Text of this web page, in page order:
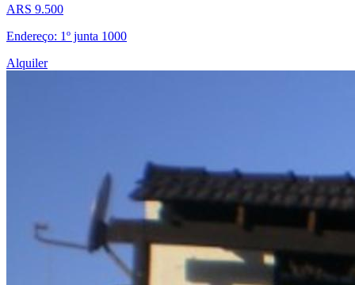
ARS 9.500
Endereço: 1º junta 1000
Alquiler